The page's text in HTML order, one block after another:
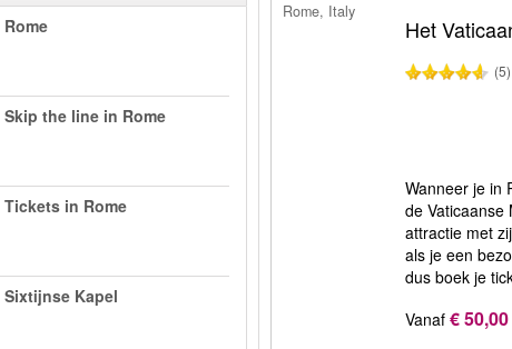
Rome
Skip the line in Rome
Tickets in Rome
Sixtijnse Kapel
Rome, Italy
Het
(5)
Wanneer je in
de Vaticaanse
attractie met
als je een
dus boek je
Vanaf € 50,00